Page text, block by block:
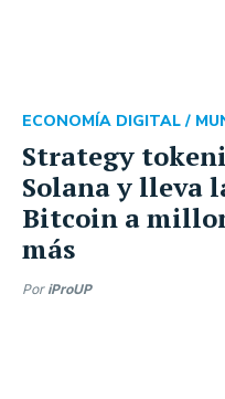
Strategy
Solana y lleva
Bitcoin a
más
ECONOMÍA DIGITAL /
Por iProUP